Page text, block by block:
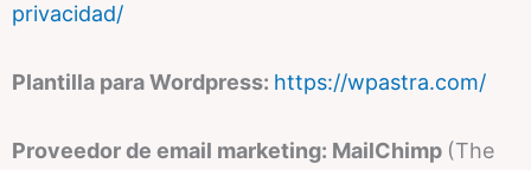
privacidad/
Plantilla para Wordpress: https://wpastra.com/
Proveedor de email marketing: MailChimp (The